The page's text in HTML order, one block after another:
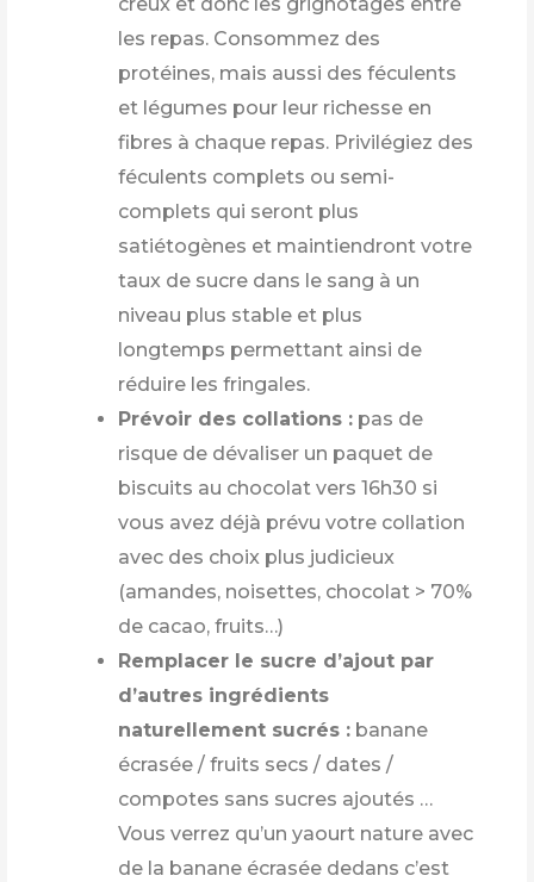
les repas. Consommez des
protéines, mais aussi des féculents
et légumes pour leur richesse en
fibres à chaque repas. Privilégiez des
féculents complets ou semi-
complets qui seront plus
satiétogènes et maintiendront votre
taux de sucre dans le sang à un
niveau plus stable et plus
longtemps permettant ainsi de
réduire les fringales.
Prévoir des collations :pas de
risque de dévaliser un paquet de
biscuits au chocolat vers 16h30 si
vous avez déjà prévu votre collation
avec des choix plus judicieux
(amandes, noisettes, chocolat > 70%
de cacao, fruits…)
Remplacer le sucre d’ajout par
d’autres ingrédients
naturellement sucrés :banane
écrasée / fruits secs / dates /
compotes sans sucres ajoutés …
Vous verrez qu’un yaourt nature avec
de la banane écrasée dedans c’est